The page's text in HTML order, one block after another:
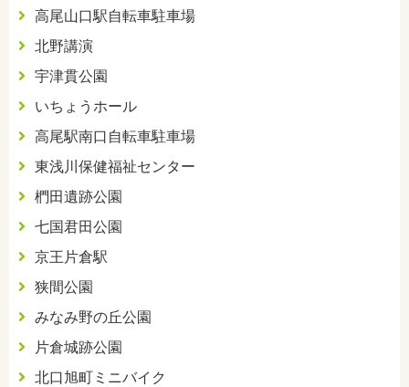
高尾山口駅自転車駐車場
北野講演
宇津貫公園
いちょうホール
高尾駅南口自転車駐車場
東浅川保健福祉センター
椚田遺跡公園
七国君田公園
京王片倉駅
狭間公園
みなみ野の丘公園
片倉城跡公園
北口旭町ミニバイク